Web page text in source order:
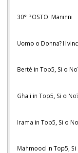
30° POSTO: Maninni
Uomo o Donna? Il
Bertè in Top5, Si o
Ghali in Top5, Si o
Irama in Top5, Si o
Mahmood in Top5, Si